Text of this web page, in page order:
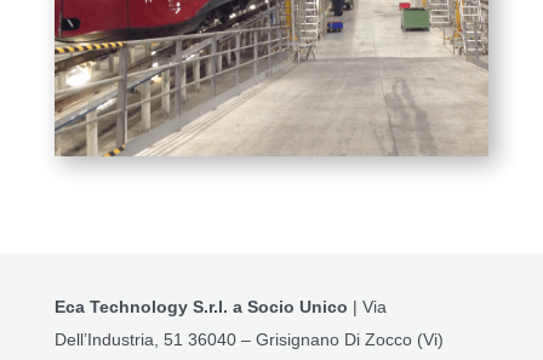
Eca Technology S.r.l. a Socio Unico | Via
Dell’Industria, 51 36040 – Grisignano Di Zocco (Vi)